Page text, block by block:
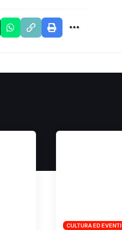
CULTURA ED EVENTI